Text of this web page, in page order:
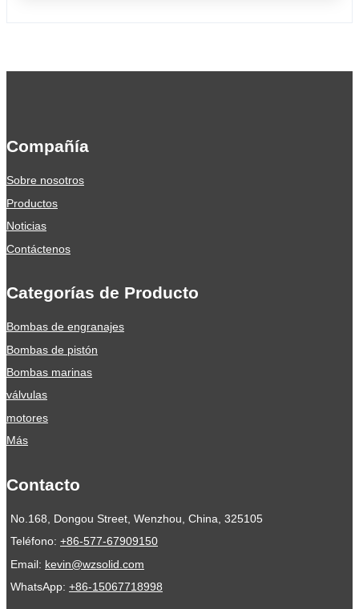
Compañía
Sobre nosotros
Productos
Noticias
Contáctenos
Categorías de Producto
Bombas de engranajes
Bombas de pistón
Bombas marinas
válvulas
motores
Más
Contacto
No.168, Dongou Street, Wenzhou, China, 325105
Teléfono: +86-577-67909150
Email: kevin@wzsolid.com
WhatsApp: +86-15067718998